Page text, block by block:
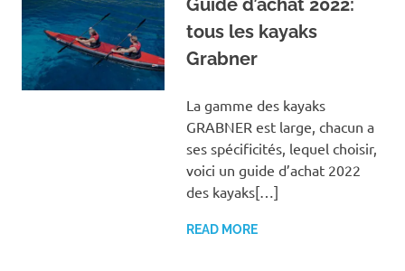
tous les kayaks
Grabner
La gamme des kayaks
GRABNER est large, chacun a
ses spécificités, lequel choisir,
voici un guide d’achat 2022
des kayaks[…]
READ MORE